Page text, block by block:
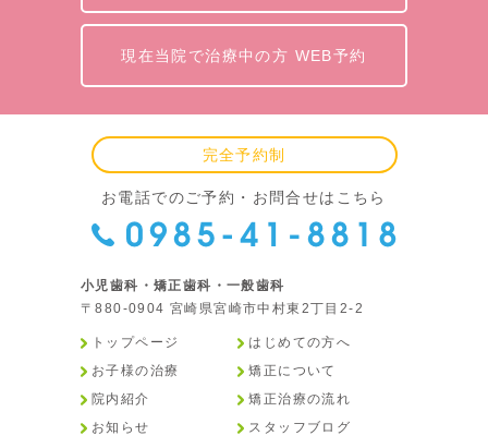
現在当院で治療中の方 WEB予約
完全予約制
お電話でのご予約・お問合せはこちら
小児歯科・矯正歯科・一般歯科
〒880-0904 宮崎県宮崎市中村東2丁目2-2
トップページ
はじめての方へ
お子様の治療
矯正について
院内紹介
矯正治療の流れ
お知らせ
スタッフブログ